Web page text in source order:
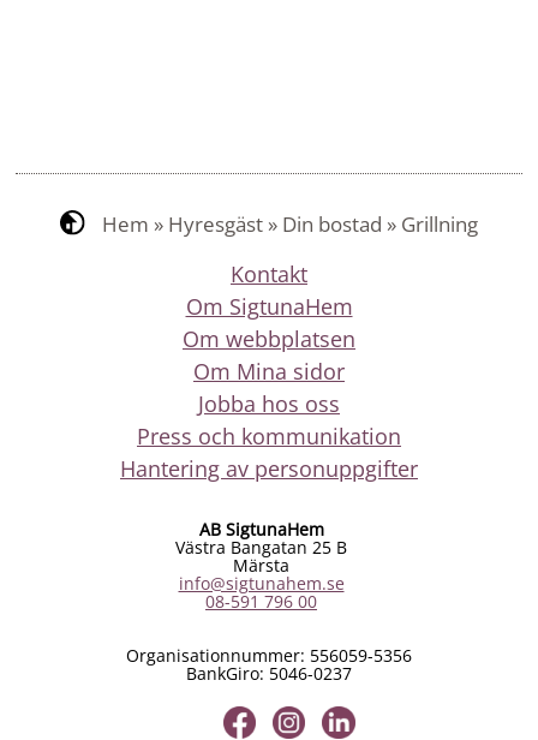
Hem » Hyresgäst » Din bostad » Grillning
Kontakt
Om SigtunaHem
Om webbplatsen
Om Mina sidor
Jobba hos oss
Press och kommunikation
Hantering av personuppgifter
AB SigtunaHem
Västra Bangatan 25 B
Märsta
info@sigtunahem.se
08-591 796 00
Organisationnummer: 556059-5356
BankGiro: 5046-0237